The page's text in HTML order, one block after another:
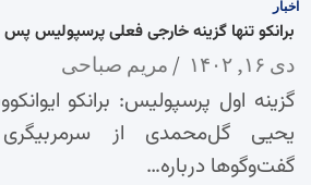
اخبار
برانکو تنها گزینه خارجی فعلی پرسپولیس
دی ۱۶, ۱۴۰۲ مریم صباحی
گزینه اول پرسپولیس: برانکو
یحیی گل‌محمدی از
گفت‌وگوها درباره…